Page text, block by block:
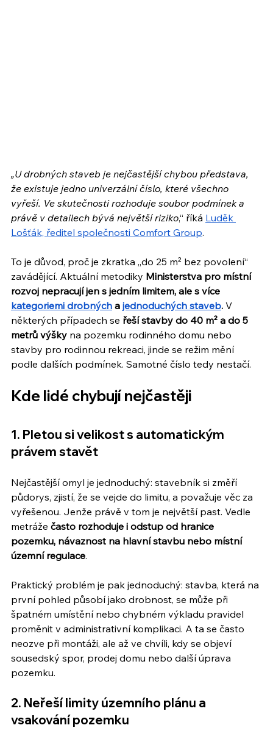
„U drobných staveb je nejčastější chybou představa,
že existuje jedno univerzální číslo, které všechno
vyřeší. Ve skutečnosti rozhoduje soubor podmínek a
právě v detailech bývá největší riziko,“ říká Luděk
Lošťák, ředitel společnosti Comfort Group.
To je důvod, proč je zkratka „do 25 m² bez povolení“
zavádějící. Aktuální metodiky Ministerstva pro místní
rozvoj nepracují jen s jedním limitem, ale s více
kategoriemi drobných a jednoduchých staveb. V
některých případech se řeší stavby do 40 m² a do 5
metrů výšky na pozemku rodinného domu nebo
stavby pro rodinnou rekreaci, jinde se režim mění
podle dalších podmínek. Samotné číslo tedy nestačí.
Kde lidé chybují nejčastěji
1. Pletou si velikost s automatickým
právem stavět
Nejčastější omyl je jednoduchý: stavebník si změří
půdorys, zjistí, že se vejde do limitu, a považuje věc za
vyřešenou. Jenže právě v tom je největší past. Vedle
metráže často rozhoduje i odstup od hranice
pozemku, návaznost na hlavní stavbu nebo místní
územní regulace.
Praktický problém je pak jednoduchý: stavba, která na
první pohled působí jako drobnost, se může při
špatném umístění nebo chybném výkladu pravidel
proměnit v administrativní komplikaci. A ta se často
neozve při montáži, ale až ve chvíli, kdy se objeví
sousedský spor, prodej domu nebo další úprava
pozemku.
2. Neřeší limity územního plánu a
vsakování pozemku